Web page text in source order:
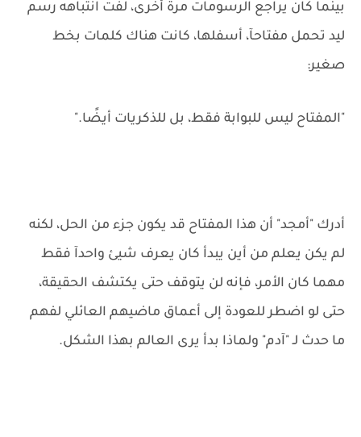
بينما كان يراجع الرسومات مرة أخرى، لفت انتباهه رسم
ليد تحمل مفتاحآ، أسفلها، كانت هناك كلمات بخط
صغير:
"المفتاح ليس للبوابة فقط، بل للذكريات أيضًا."
أدرك "أمجد" أن هذا المفتاح قد يكون جزء من الحل، لكنه
لم يكن يعلم من أين يبدأ كان يعرف شيئ واحدآ فقط
مهما كان الأمر، فإنه لن يتوقف حتى يكتشف الحقيقة،
حتى لو اضطر للعودة إلى أعماق ماضيهم العائلي لفهم
ما حدث لـ "آدم" ولماذا بدأ يرى العالم بهذا الشكل.